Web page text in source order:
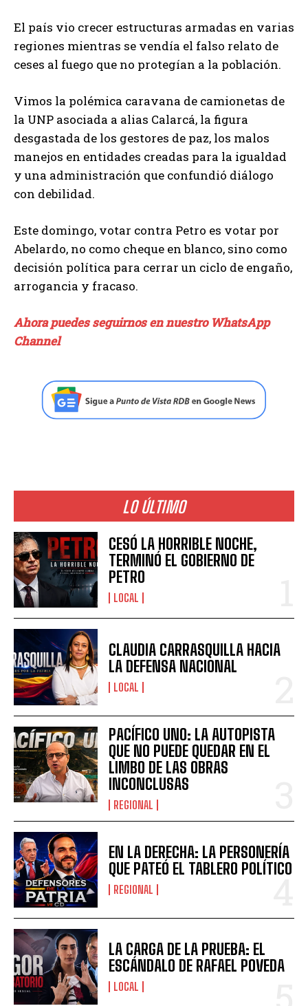
El país vio crecer estructuras armadas en varias
regiones mientras se vendía el falso relato de
ceses al fuego que no protegían a la población.
Vimos la polémica caravana de camionetas de
la UNP asociada a alias Calarcá, la figura
desgastada de los gestores de paz, los malos
manejos en entidades creadas para la igualdad
y una administración que confundió diálogo
con debilidad.
Este domingo, votar contra Petro es votar por
Abelardo, no como cheque en blanco, sino como
decisión política para cerrar un ciclo de engaño,
arrogancia y fracaso.
Ahora puedes seguirnos en nuestro WhatsApp
Channel
LO ÚLTIMO
CESÓ LA HORRIBLE NOCHE,
TERMINÓ EL GOBIERNO DE
PETRO
LOCAL
CLAUDIA CARRASQUILLA HACIA
LA DEFENSA NACIONAL
LOCAL
PACÍFICO UNO: LA AUTOPISTA
QUE NO PUEDE QUEDAR EN EL
LIMBO DE LAS OBRAS
INCONCLUSAS
REGIONAL
EN LA DERECHA: LA PERSONERÍA
QUE PATEÓ EL TABLERO POLÍTICO
REGIONAL
LA CARGA DE LA PRUEBA: EL
ESCÁNDALO DE RAFAEL POVEDA
LOCAL